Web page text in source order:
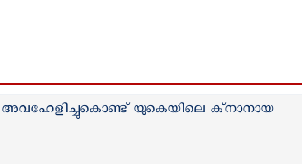
അവഹേളിച്ചുകൊണ്ട് യുകെയിലെ ക്‌നാനായ